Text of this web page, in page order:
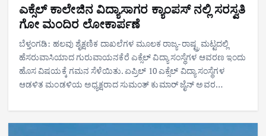
ಎಕ್ಸೆಲ್ ಕಾಲೇಜಿನ ವಿದ್ಯಾಸಾಗರ ಕ್ಯಾಂಪಸ್ ನಲ್ಲಿ ಸರಸ್ವತಿ
ಗೋ ಮಂದಿರ ಲೋಕಾರ್ಪಣೆ
ಬೆಳ್ತಂಗಡಿ: ಹಲವು ಶೈಕ್ಷಣಿಕ ದಾಖಲೆಗಳ ಮೂಲಕ ರಾಜ್ಯ-ರಾಷ್ಟ್ರ ಮಟ್ಟದಲ್ಲಿ
ಹೆಸರುವಾಸಿಯಾದ ಗುರುವಾಯನಕೆರೆ ಎಕ್ಸೆಲ್ ವಿದ್ಯಾ ಸಂಸ್ಥೆಗಳ ಆವರಣ ಇಂದು
ಹೊಸ ವಿಷಯಕ್ಕೆ ಗಮನ ಸೆಳೆಯಿತು. ಏಪ್ರಿಲ್ 10 ಎಕ್ಸೆಲ್ ವಿದ್ಯಾ ಸಂಸ್ಥೆಗಳ
ಆಡಳಿತ ಮಂಡಳಿಯ ಅಧ್ಯಕ್ಷರಾದ ಸುಮಂತ್ ಕುಮಾರ್ ಜೈನ್ ಅವರ…